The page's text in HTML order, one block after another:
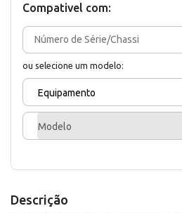
Compativel com:
ou selecione um modelo:
Equipamento
Modelo
Descrição